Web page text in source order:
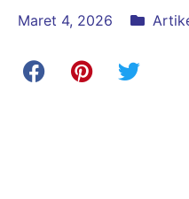
Maret 4, 2026